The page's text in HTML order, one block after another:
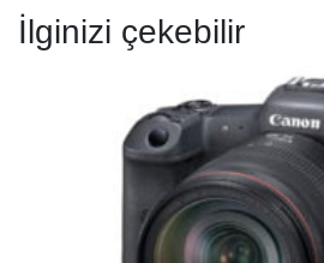
İlginizi çekebilir